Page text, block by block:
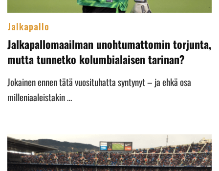
Jalkapallo
Jalkapallomaailman unohtumattomin torjunta,
mutta tunnetko kolumbialaisen tarinan?
Jokainen ennen tätä vuosituhatta syntynyt – ja ehkä osa
milleniaaleistakin …